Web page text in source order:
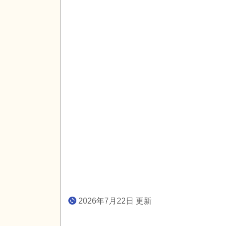
2026年7月22日 更新